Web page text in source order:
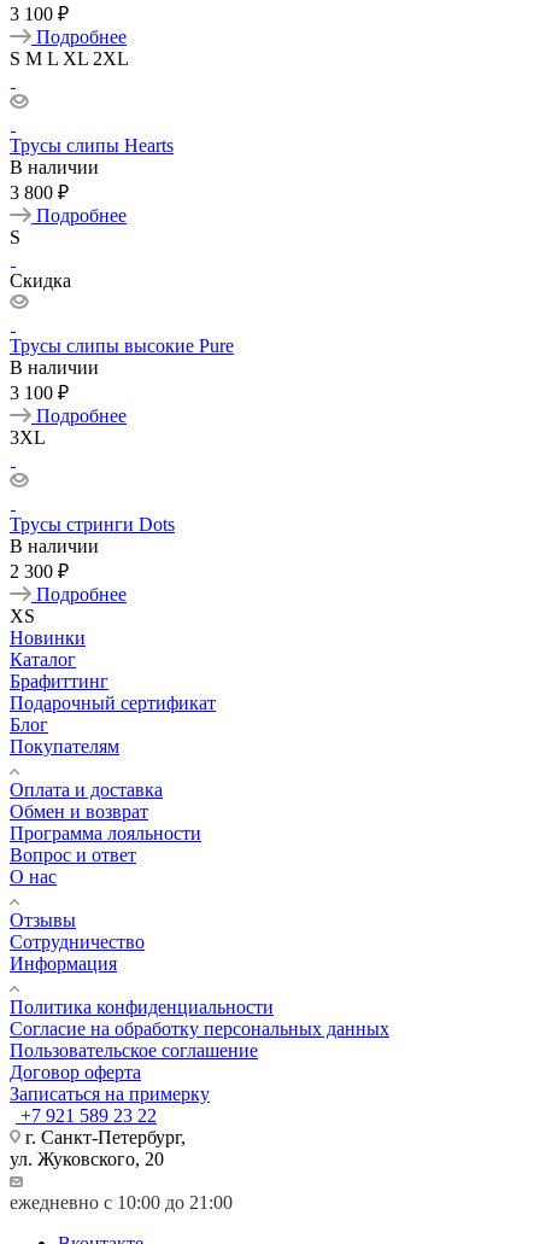
3 100 ₽
Подробнее
S M L XL 2XL
Трусы слипы Hearts
В наличии
3 800 ₽
Подробнее
S
Скидка
Трусы слипы высокие Pure
В наличии
3 100 ₽
Подробнее
3XL
Трусы стринги Dots
В наличии
2 300 ₽
Подробнее
XS
Новинки
Каталог
Брафиттинг
Подарочный сертификат
Блог
Покупателям
Оплата и доставка
Обмен и возврат
Программа лояльности
Вопрос и ответ
О нас
Отзывы
Сотрудничество
Информация
Политика конфиденциальности
Согласие на обработку персональных данных
Пользовательское соглашение
Договор оферта
Записаться на примерку
+7 921 589 23 22
г. Санкт-Петербург,
ул. Жуковского, 20
ежедневно с 10:00 до 21:00